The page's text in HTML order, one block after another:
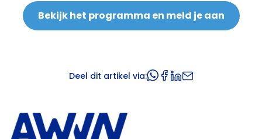
Bekijk het programma en meld je aan
Deel dit artikel via: